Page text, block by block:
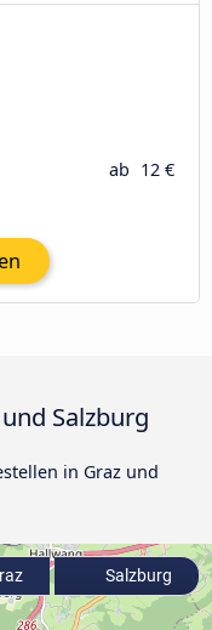
ab 12 €
Salzburg
in Graz und
Salzburg